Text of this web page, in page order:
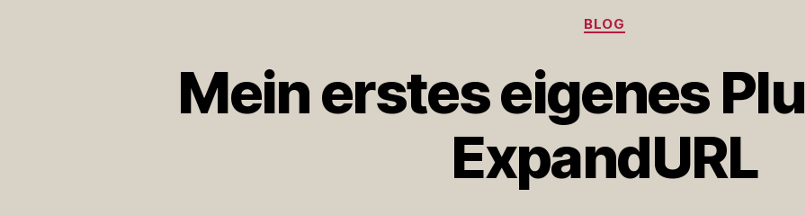
Kategorien
BLOG
Mein erstes eigenes
ExpandURL